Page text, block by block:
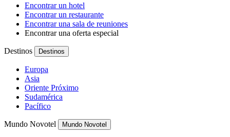
Encontrar un hotel
Encontrar un restaurante
Encontrar una sala de reuniones
Encontrar una oferta especial
Destinos Destinos
Europa
Asia
Oriente Próximo
Sudamérica
Pacífico
Mundo Novotel Mundo Novotel